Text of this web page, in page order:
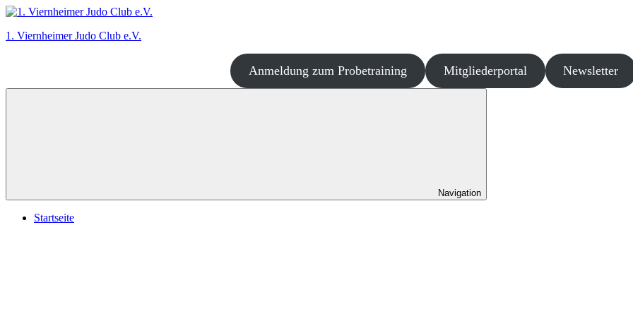
Zum
springen
1. Viernheimer Judo Club e.V.
Anmeldung zum Probetraining Mitgliederportal Newsletter
Navigation
Startseite